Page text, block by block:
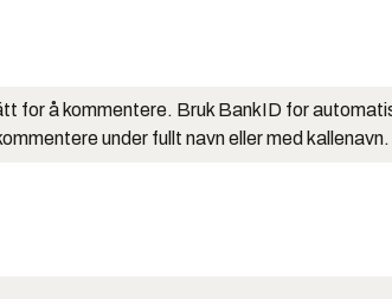
for å kommentere. Bruk BankID for
under fullt navn eller med kallenavn.